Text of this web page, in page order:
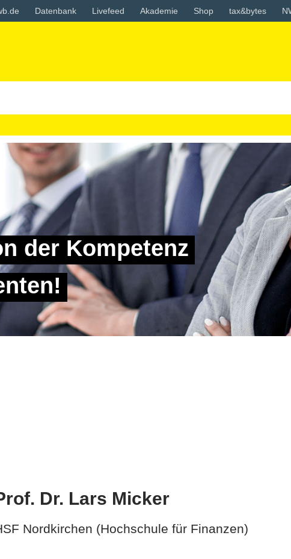
Datenbank Livefeed Akademie Shop tax&bytes
der Kompetenz
Dr. Lars Micker
Nordkirchen (Hochschule für Finanzen)